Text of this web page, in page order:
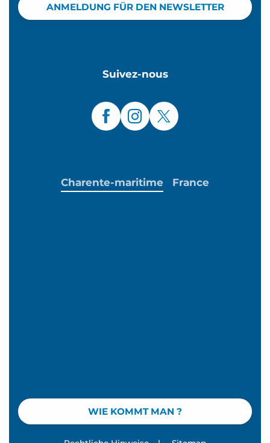
ANMELDUNG FÜR DEN NEWSLETTER
Suivez-nous
WIE KOMMT MAN ?
Charente-maritime France